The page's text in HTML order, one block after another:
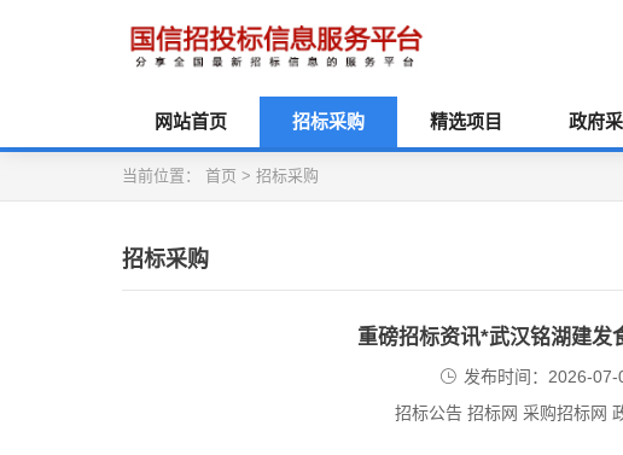
网站首页 招标采购 精选项目 政府
当前位置： 首页 > 招标采购
招标采购
重磅招标资讯*武汉铭湖建发
发布时间：2026-07-
招标公告 招标网 采购招标网